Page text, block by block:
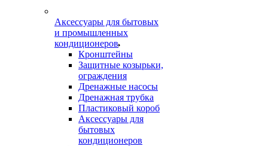
Аксессуары для бытовых
и промышленных
кондиционеров
Кронштейны
Защитные козырьки,
ограждения
Дренажные насосы
Дренажная трубка
Пластиковый короб
Аксессуары для
бытовых
кондиционеров